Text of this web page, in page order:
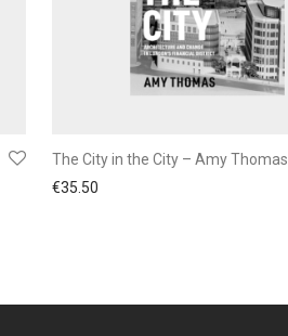
The City in the City – Amy Thomas
€35.50